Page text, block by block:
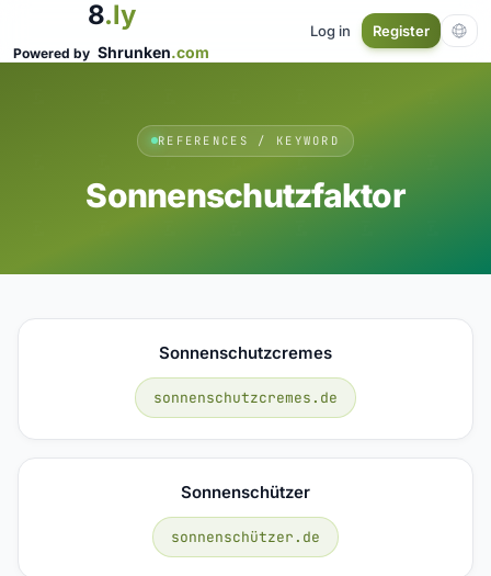
8.ly
Powered by Shrunken.com
Log in Register
REFERENCES / KEYWORD
Sonnenschutzfaktor
Sonnenschutzcremes
sonnenschutzcremes.de
Sonnenschützer
sonnenschützer.de